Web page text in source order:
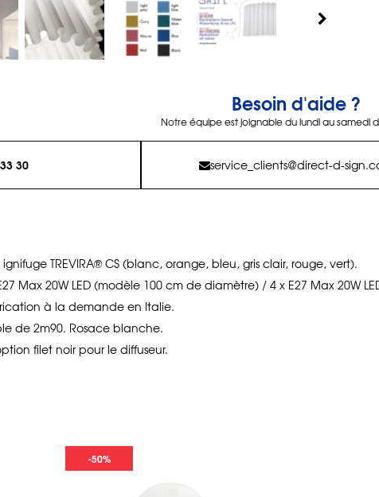
Besoin d'aide ?
Notre équipe est joignable du lundi au samedi
30 service_clients@direct-d-
ignifuge TREVIRA® CS (blanc, orange, bleu, gris clair, rouge, vert).
Max 20W LED (modèle 100 cm de diamètre) / 4 x E27 Max 20W
à la demande en Italie.
de 2m90. Rosace blanche.
filet noir pour le diffuseur.
-50%